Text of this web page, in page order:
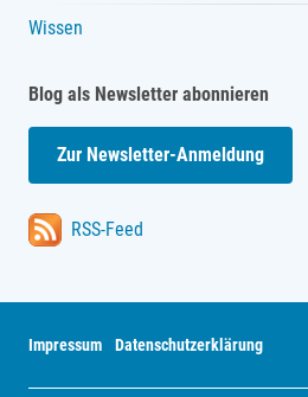
Wissen
Blog als Newsletter abonnieren
Zur Newsletter-Anmeldung
RSS-Feed
Impressum Datenschutzerklärung